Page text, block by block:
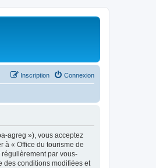
Connexion
Inscription
agreg »), vous acceptez
à « Office du tourisme de
par vous-
des conditions modifiées et